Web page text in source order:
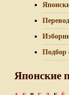
Подбор
Японские